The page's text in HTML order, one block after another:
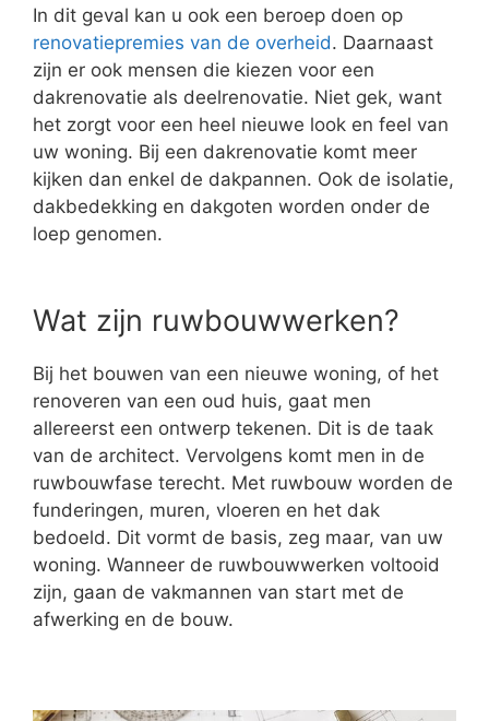
In dit geval kan u ook een beroep doen op
renovatiepremies van de overheid. Daarnaast
zijn er ook mensen die kiezen voor een
dakrenovatie als deelrenovatie. Niet gek, want
het zorgt voor een heel nieuwe look en feel van
uw woning. Bij een dakrenovatie komt meer
kijken dan enkel de dakpannen. Ook de isolatie,
dakbedekking en dakgoten worden onder de
loep genomen.
Wat zijn ruwbouwwerken?
Bij het bouwen van een nieuwe woning, of het
renoveren van een oud huis, gaat men
allereerst een ontwerp tekenen. Dit is de taak
van de architect. Vervolgens komt men in de
ruwbouwfase terecht. Met ruwbouw worden de
funderingen, muren, vloeren en het dak
bedoeld. Dit vormt de basis, zeg maar, van uw
woning. Wanneer de ruwbouwwerken voltooid
zijn, gaan de vakmannen van start met de
afwerking en de bouw.